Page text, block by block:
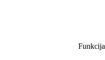
Funkcija